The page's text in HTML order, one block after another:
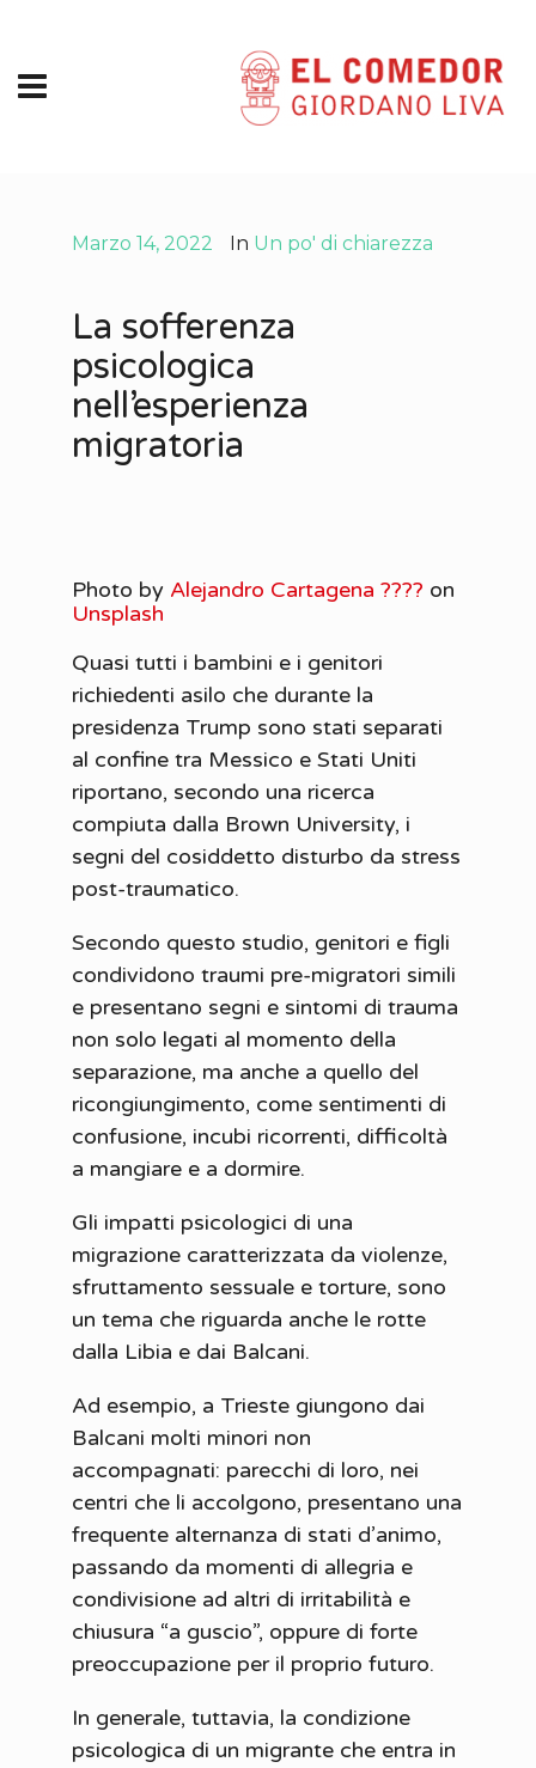
Marzo 14, 2022 In Un po' di chiarezza
La sofferenza
psicologica
nell’esperienza
migratoria
Photo by Alejandro Cartagena ???‍? on
Unsplash
Quasi tutti i bambini e i genitori
richiedenti asilo che durante la
presidenza Trump sono stati separati
al confine tra Messico e Stati Uniti
riportano, secondo una ricerca
compiuta dalla Brown University, i
segni del cosiddetto disturbo da stress
post-traumatico.
Secondo questo studio, genitori e figli
condividono traumi pre-migratori simili
e presentano segni e sintomi di trauma
non solo legati al momento della
separazione, ma anche a quello del
ricongiungimento, come sentimenti di
confusione, incubi ricorrenti, difficoltà
a mangiare e a dormire.
Gli impatti psicologici di una
migrazione caratterizzata da violenze,
sfruttamento sessuale e torture, sono
un tema che riguarda anche le rotte
dalla Libia e dai Balcani.
Ad esempio, a Trieste giungono dai
Balcani molti minori non
accompagnati: parecchi di loro, nei
centri che li accolgono, presentano una
frequente alternanza di stati d’animo,
passando da momenti di allegria e
condivisione ad altri di irritabilità e
chiusura “a guscio”, oppure di forte
preoccupazione per il proprio futuro.
In generale, tuttavia, la condizione
psicologica di un migrante che entra in